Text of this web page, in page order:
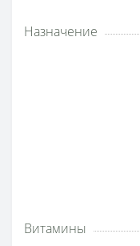
Назначение
Витамины